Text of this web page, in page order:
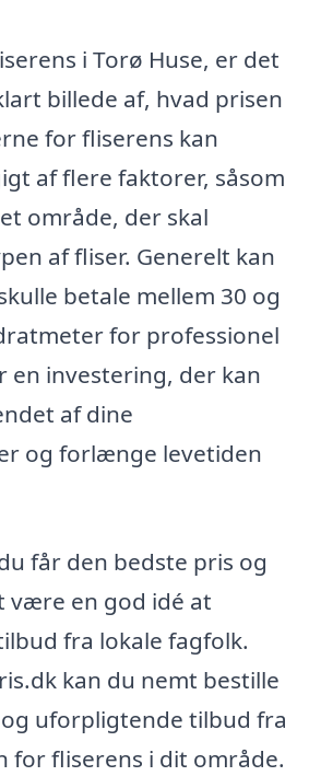
i Torø Huse, er det
billede af, hvad prisen
for fliserens kan
af flere faktorer, såsom
område, der skal
af fliser. Generelt kan
betale mellem 30 og
for professionel
en investering, der kan
af dine
og forlænge levetiden
får den bedste pris og
være en god idé at
fra lokale fagfolk.
kan du nemt bestille
uforpligtende tilbud fra
for fliserens i dit område.